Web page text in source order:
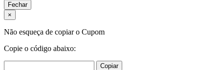
Fechar
×
Não esqueça de copiar o Cupom
Copie o código abaixo:
Copiar